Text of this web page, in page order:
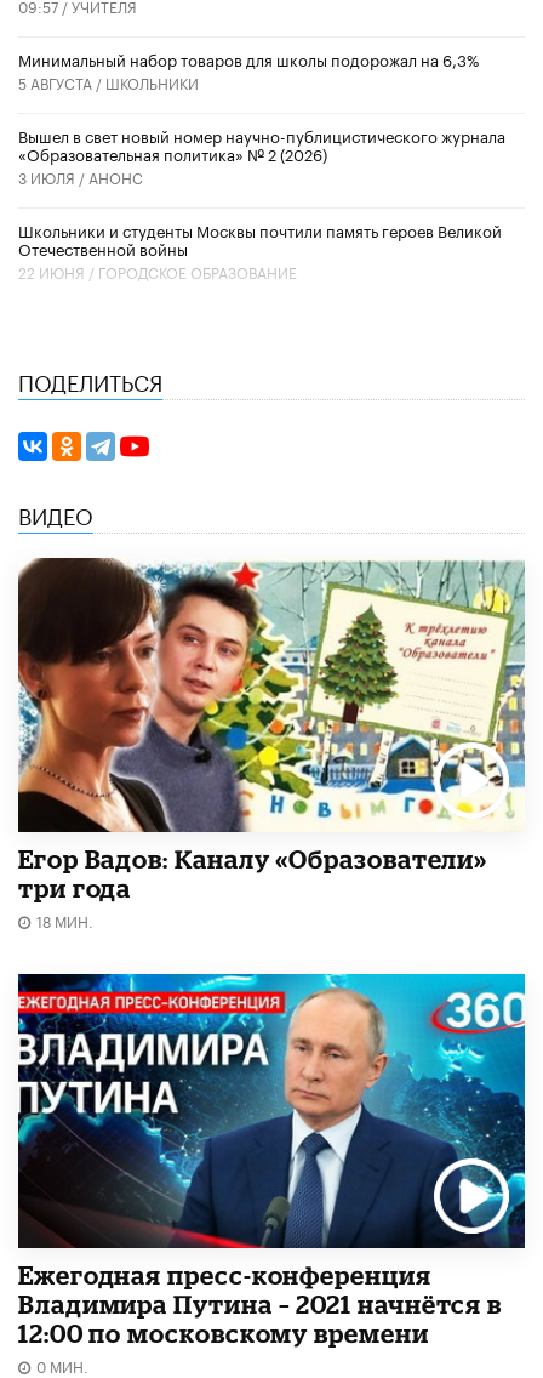
09:57 /УЧИТЕЛЯ
Минимальный набор товаров для школы подорожал на 6,3%
5 АВГУСТА / ШКОЛЬНИКИ
Вышел в свет новый номер научно-публицистического журнала
«Образовательная политика» № 2 (2026)
3 ИЮЛЯ / АНОНС
Школьники и студенты Москвы почтили память героев Великой
Отечественной войны
22 ИЮНЯ / ГОРОДСКОЕ ОБРАЗОВАНИЕ
ПОДЕЛИТЬСЯ
ВИДЕО
Егор Вадов: Каналу «Образователи»
три года
18 МИН.
Ежегодная пресс-конференция
Владимира Путина – 2021 начнётся в
12:00 по московскому времени
0 МИН.